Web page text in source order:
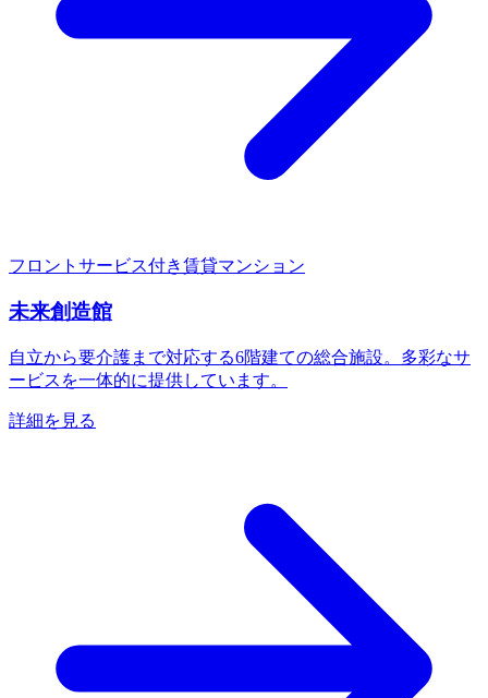
フロントサービス付き賃貸マンション
未来創造館
自立から要介護まで対応する6階建ての総合施設。多彩なサ
ービスを一体的に提供しています。
詳細を見る